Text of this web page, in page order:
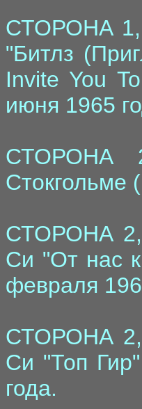
СТОРОНА
"Битлз
Invite You
июня 1965
СТОРОНА
Стокгольме
СТОРОНА
Си "От нас
февраля
СТОРОНА
Си "Топ
года.